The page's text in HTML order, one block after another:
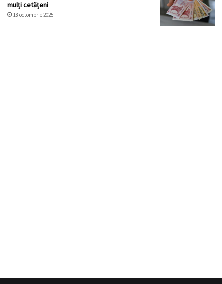
mulți cetățeni
18 octombrie 2025